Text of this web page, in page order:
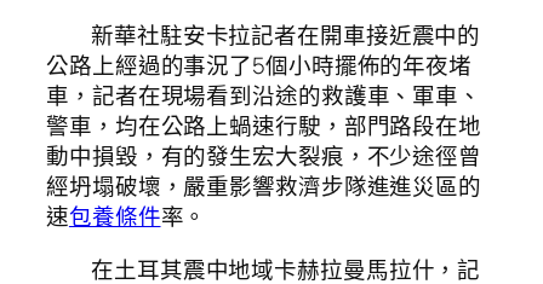
新華社駐安卡拉記者在開車接近震中的
公路上經過的事況了5個小時擺佈的年夜堵
車，記者在現場看到沿途的救護車、軍車、
警車，均在公路上蝸速行駛，部門路段在地
動中損毀，有的發生宏大裂痕，不少途徑曾
經坍塌破壞，嚴重影響救濟步隊進進災區的
速包養條件率。
在土耳其震中地域卡赫拉曼馬拉什，記